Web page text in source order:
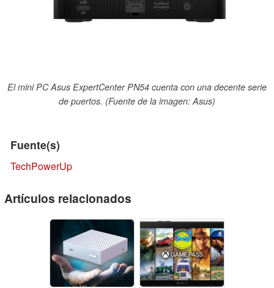
El mini PC Asus ExpertCenter PN54 cuenta con una decente serie
de puertos. (Fuente de la imagen: Asus)
Fuente(s)
TechPowerUp
Artículos relacionados